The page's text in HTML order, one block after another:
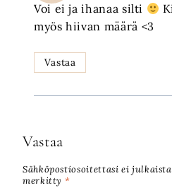
Voi ei ja ihanaa silti
myös hiivan määrä <3
Vastaa
Vastaa
Sähköpostiosoitettasi ei
merkitty *